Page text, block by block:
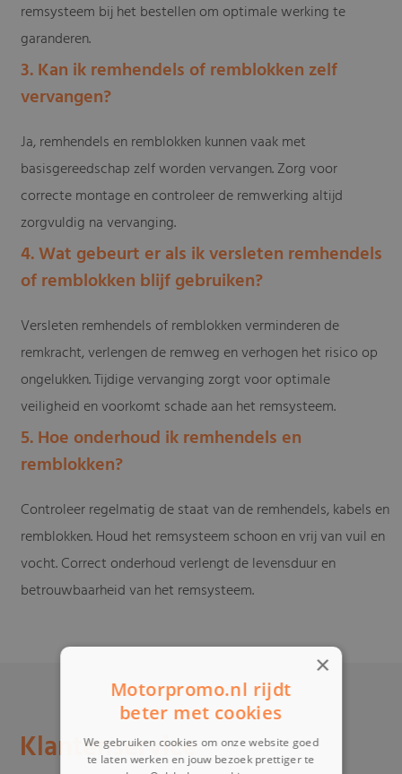
remsysteem bij het bestellen om optimale werking te
garanderen.
3. Kan ik remhendels of remblokken zelf
vervangen?
Ja, remhendels en remblokken kunnen vaak met
basisgereedschap zelf worden vervangen. Zorg voor
correcte montage en controleer de remwerking altijd
zorgvuldig na vervanging.
4. Wat gebeurt er als ik versleten remhendels
of remblokken blijf gebruiken?
Versleten remhendels of remblokken verminderen de
remkracht, verlengen de remweg en verhogen het risico op
ongelukken. Tijdige vervanging zorgt voor optimale
veiligheid en voorkomt schade aan het remsysteem.
5. Hoe onderhoud ik remhendels en
remblokken?
Controleer regelmatig de staat van de remhendels, kabels en
remblokken. Houd het remsysteem schoon en vrij van vuil en
vocht. Correct onderhoud verlengt de levensduur en
betrouwbaarheid van het remsysteem.
Klantenservice
×
Motorpromo.nl rijdt
beter met cookies
We gebruiken cookies om onze website goed
te laten werken en jouw bezoek prettiger te